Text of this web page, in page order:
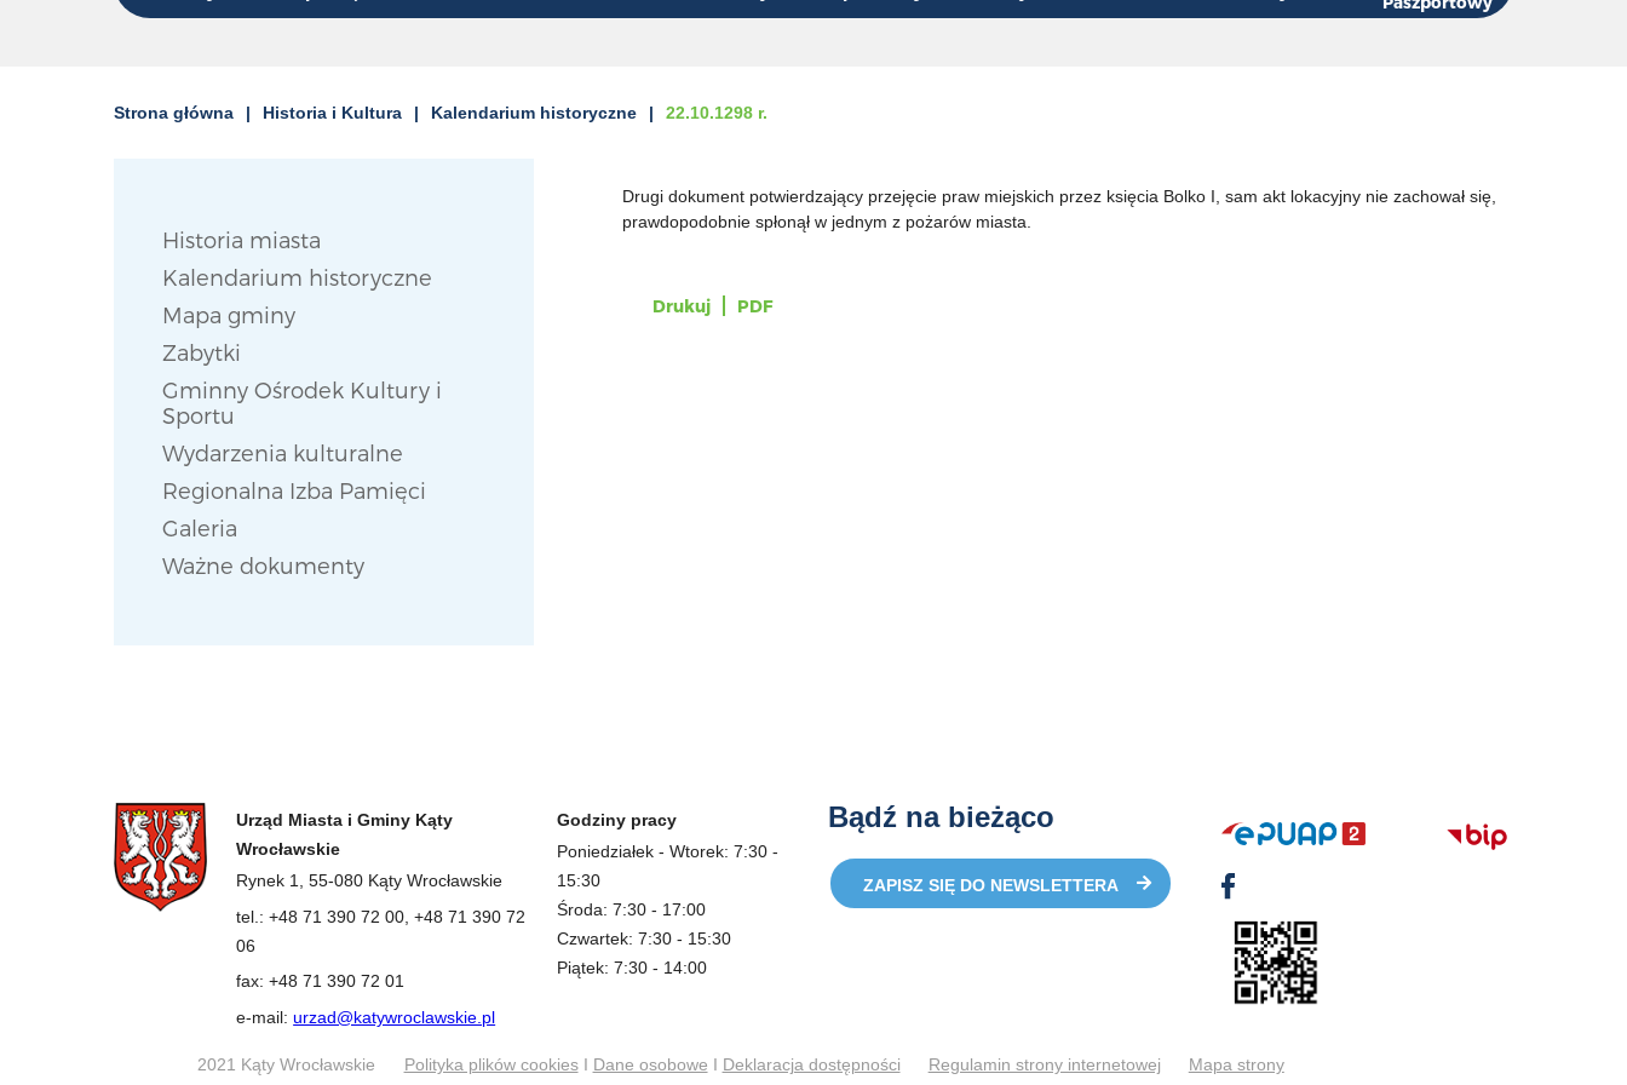
Strona główna Historia i Kultura Kalendarium historyczne 22.10.1298 r.
Historia miasta
Kalendarium historyczne
Mapa gminy
Zabytki
Gminny Ośrodek Kultury i
Sportu
Wydarzenia kulturalne
Regionalna Izba Pamięci
Galeria
Ważne dokumenty
Drugi dokument potwierdzający przejęcie praw miejskich przez księcia Bolko I, sam akt lokacyjny nie zachował się,
prawdopodobnie spłonął w jednym z pożarów miasta.
Drukuj PDF
Urząd Miasta i Gminy Kąty
Wrocławskie
Rynek 1, 55-080 Kąty Wrocławskie
tel.: +48 71 390 72 00, +48 71 390 72
06
fax: +48 71 390 72 01
e-mail:urzad@katywroclawskie.pl
Godziny pracy
Poniedziałek - Wtorek: 7:30 -
15:30
Środa: 7:30 - 17:00
Czwartek: 7:30 - 15:30
Piątek: 7:30 - 14:00
Bądź na bieżąco
ZAPISZ SIĘ DO NEWSLETTERA
2021 Kąty Wrocławskie Polityka plików cookiesI Dane osobowe I Deklaracja dostępności Regulamin strony internetowej Mapa strony